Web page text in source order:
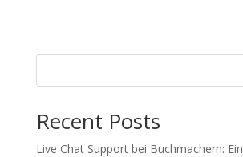
Recent Posts
Live Chat Support bei Buchmachern: Ein